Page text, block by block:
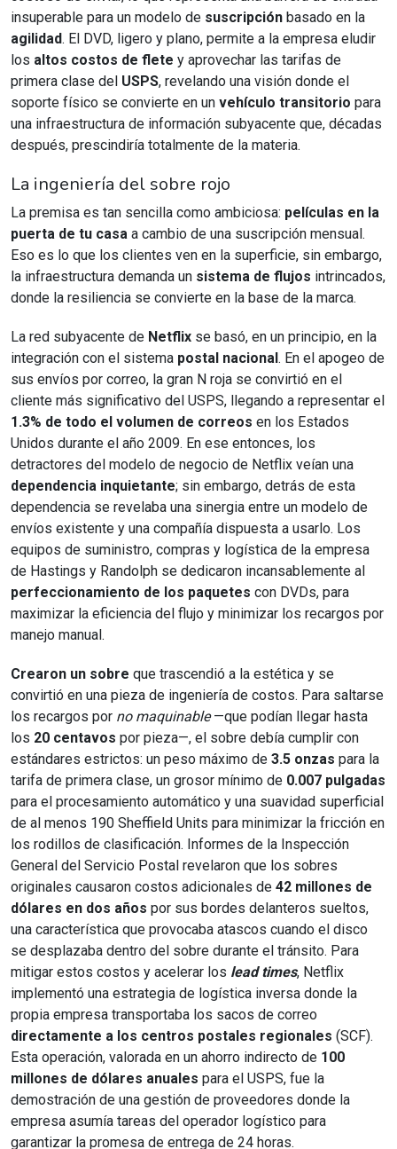
insuperable para un modelo de suscripción basado en la
agilidad. El DVD, ligero y plano, permite a la empresa eludir
los altos costos de flete y aprovechar las tarifas de
primera clase del USPS, revelando una visión donde el
soporte físico se convierte en un vehículo transitorio para
una infraestructura de información subyacente que, décadas
después, prescindiría totalmente de la materia.
La ingeniería del sobre rojo
La premisa es tan sencilla como ambiciosa: películas en la
puerta de tu casa a cambio de una suscripción mensual.
Eso es lo que los clientes ven en la superficie, sin embargo,
la infraestructura demanda un sistema de flujos intrincados,
donde la resiliencia se convierte en la base de la marca.
La red subyacente de Netflix se basó, en un principio, en la
integración con el sistema postal nacional. En el apogeo de
sus envíos por correo, la gran N roja se convirtió en el
cliente más significativo del USPS, llegando a representar el
1.3% de todo el volumen de correos en los Estados
Unidos durante el año 2009. En ese entonces, los
detractores del modelo de negocio de Netflix veían una
dependencia inquietante; sin embargo, detrás de esta
dependencia se revelaba una sinergia entre un modelo de
envíos existente y una compañía dispuesta a usarlo. Los
equipos de suministro, compras y logística de la empresa
de Hastings y Randolph se dedicaron incansablemente al
perfeccionamiento de los paquetes con DVDs, para
maximizar la eficiencia del flujo y minimizar los recargos por
manejo manual.
Crearon un sobre que trascendió a la estética y se
convirtió en una pieza de ingeniería de costos. Para saltarse
los recargos por no maquinable—que podían llegar hasta
los 20 centavos por pieza—, el sobre debía cumplir con
estándares estrictos: un peso máximo de 3.5 onzas para la
tarifa de primera clase, un grosor mínimo de 0.007 pulgadas
para el procesamiento automático y una suavidad superficial
de al menos 190 Sheffield Units para minimizar la fricción en
los rodillos de clasificación. Informes de la Inspección
General del Servicio Postal revelaron que los sobres
originales causaron costos adicionales de 42 millones de
dólares en dos años por sus bordes delanteros sueltos,
una característica que provocaba atascos cuando el disco
se desplazaba dentro del sobre durante el tránsito. Para
mitigar estos costos y acelerar los lead times, Netflix
implementó una estrategia de logística inversa donde la
propia empresa transportaba los sacos de correo
directamente a los centros postales regionales (SCF).
Esta operación, valorada en un ahorro indirecto de 100
millones de dólares anuales para el USPS, fue la
demostración de una gestión de proveedores donde la
empresa asumía tareas del operador logístico para
garantizar la promesa de entrega de 24 horas.